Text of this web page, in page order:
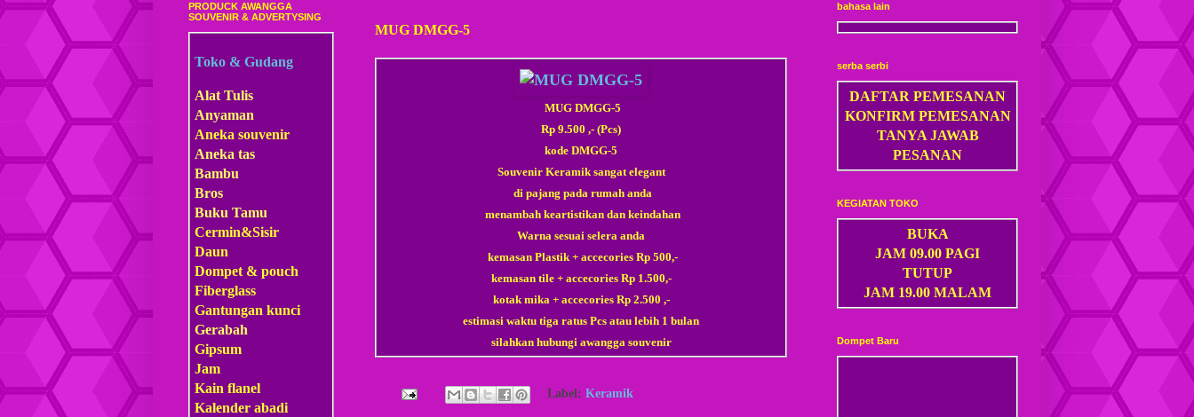
MUG DMGG-5
MUG DMGG-5
Rp 9.500 ,- (Pcs)
kode DMGG-5
Souvenir Keramik sangat elegant
di pajang pada rumah anda
menambah keartistikan dan keindahan
Warna sesuai selera anda
kemasan Plastik + accecories Rp 500,-
kemasan tile + accecories Rp 1.500,-
kotak mika + accecories Rp 2.500 ,-
estimasi waktu tiga ratus Pcs atau lebih 1 bulan
silahkan hubungi awangga souvenir
Label: Keramik
PRODUCK AWANGGA
SOUVENIR & ADVERTYSING
Toko & Gudang
Alat Tulis
Anyaman
Aneka souvenir
Aneka tas
Bambu
Bros
Buku Tamu
Cermin&Sisir
Daun
Dompet & pouch
Fiberglass
Gantungan kunci
Gerabah
Gipsum
Jam
Kain flanel
Kalender abadi
bahasa lain
serba serbi
DAFTAR PEMESANAN
KONFIRM PEMESANAN
TANYA JAWAB
PESANAN
KEGIATAN TOKO
BUKA
JAM 09.00 PAGI
TUTUP
JAM 19.00 MALAM
Dompet Baru